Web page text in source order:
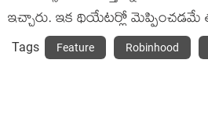
ఇచ్చారు. ఇక థియేటర్లో
Tags Feature Robinhood